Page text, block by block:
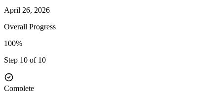
April 26, 2026
Overall Progress
100%
Step 10 of 10
Complete